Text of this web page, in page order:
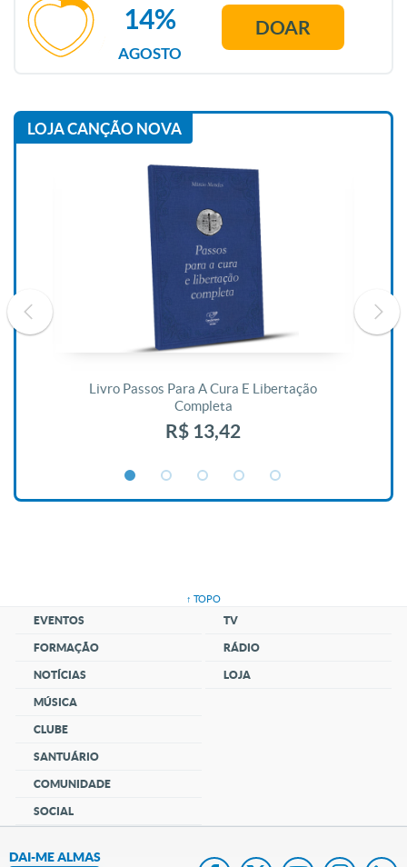
AGOSTO
14% DOAR
LOJA CANÇÃO NOVA
Livro Passos Para A Cura E Libertação
Completa
R$ 13,42
↑ TOPO
EVENTOS
FORMAÇÃO
NOTÍCIAS
MÚSICA
CLUBE
SANTUÁRIO
COMUNIDADE
SOCIAL
TV
RÁDIO
LOJA
DAI-ME ALMAS